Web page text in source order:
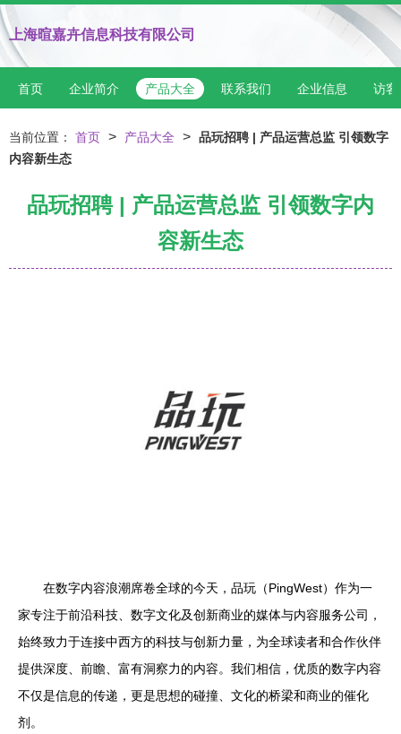
上海暄嘉卉信息科技有限公司
首页 企业简介 产品大全 联系我们 企业信息 访客
当前位置： 首页 > 产品大全 > 品玩招聘 | 产品运营总监 引领数字
内容新生态
品玩招聘 | 产品运营总监 引领数字内
容新生态
在数字内容浪潮席卷全球的今天，品玩（PingWest）作为一
家专注于前沿科技、数字文化及创新商业的媒体与内容服务公司，
始终致力于连接中西方的科技与创新力量，为全球读者和合作伙伴
提供深度、前瞻、富有洞察力的内容。我们相信，优质的数字内容
不仅是信息的传递，更是思想的碰撞、文化的桥梁和商业的催化
剂。